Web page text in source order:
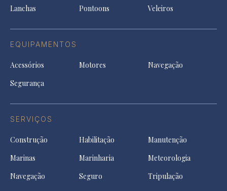
Lanchas
Pontoons Veleiros
EQUIPAMENTOS
Acessórios Motores
Navegação
Segurança
SERVIÇOS
Construção Habilitação
Manutenção
Marinas
Marinharia
Meteorologia
Navegação
Seguro Tripulação